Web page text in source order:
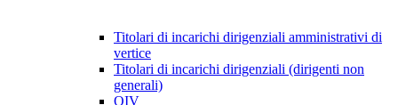
Titolari di incarichi dirigenziali amministrativi di
vertice
Titolari di incarichi dirigenziali (dirigenti non
generali)
OIV